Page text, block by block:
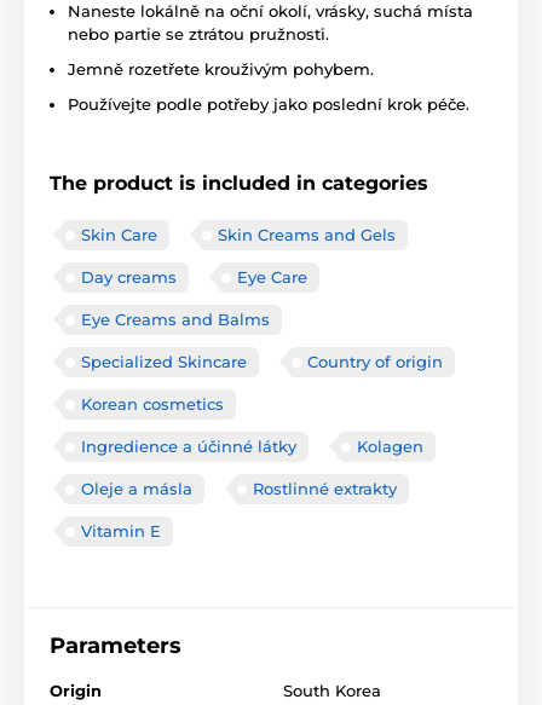
Naneste lokálně na oční okolí, vrásky, suchá místa
nebo partie se ztrátou pružnosti.
Jemně rozetřete krouživým pohybem.
Používejte podle potřeby jako poslední krok péče.
The product is included in categories
Skin Care Skin Creams and Gels
Day creams Eye Care
Eye Creams and Balms
Specialized Skincare Country of origin
Korean cosmetics
Ingredience a účinné látky Kolagen
Oleje a másla Rostlinné extrakty
Vitamin E
Parameters
Origin South Korea